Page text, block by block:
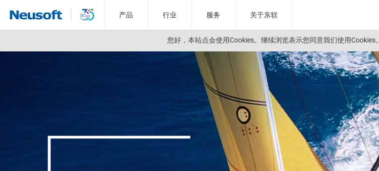
您好， 本站点会使用Cookies。 继续浏览表示您同意我们使用Cookies。
产品 行业 服务 关于东软